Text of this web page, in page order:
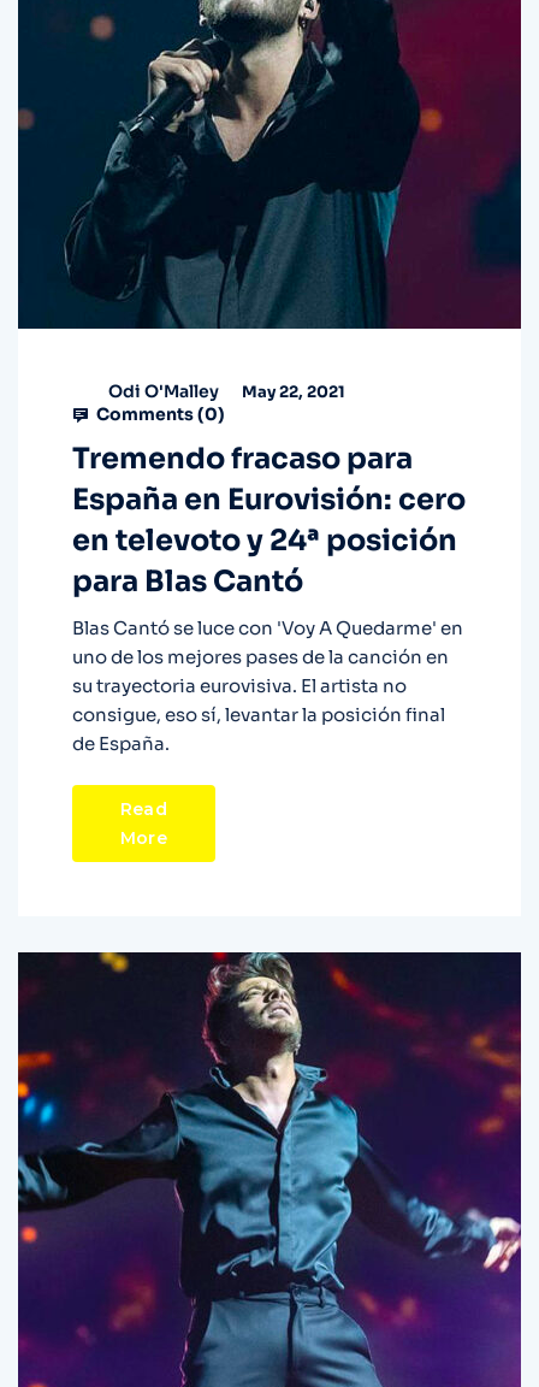
Odi O'Malley May 22, 2021
Comments (0)
Tremendo fracaso para
España en Eurovisión: cero
en televoto y 24ª posición
para Blas Cantó
Blas Cantó se luce con 'Voy A Quedarme' en
uno de los mejores pases de la canción en
su trayectoria eurovisiva. El artista no
consigue, eso sí, levantar la posición final
de España.
Read
More